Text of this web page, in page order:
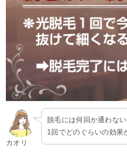
カオリ
脱毛には何回か通わな
1回でどのぐらいの効果